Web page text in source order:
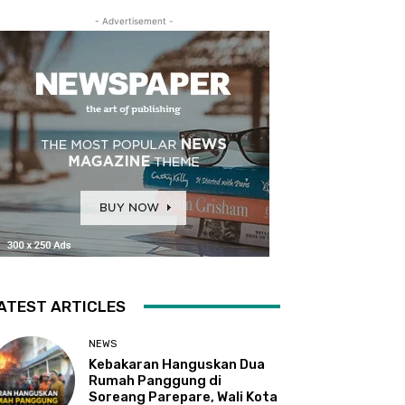
- Advertisement -
ARTICLES
NEWS
Kebakaran Hanguskan Dua
Rumah Panggung di
Soreang Parepare, Wali Kota